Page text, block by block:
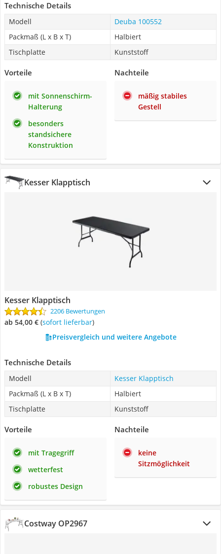
Technische Details
Modell
Deuba 100552
Packmaß (L x B x T)
Halbiert
Tischplatte
Kunststoff
Vorteile
mit Sonnenschirm-
Halterung
besonders
standsichere
Konstruktion
Nachteile
mäßig stabiles
Gestell
Kesser Klapptisch
Kesser Klapptisch
2206 Bewertungen
ab 54,00 € ( Sofort lieferbar)
Preisvergleich und weitere Angebote
Technische Details
Modell
Kesser Klapptisch
Packmaß (L x B x T)
Halbiert
Tischplatte
Kunststoff
Vorteile
mit Tragegriff
wetterfest
robustes Design
Nachteile
keine
Sitzmöglichkeit
Costway OP2967